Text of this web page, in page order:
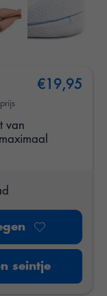
€19,95
van
seintje